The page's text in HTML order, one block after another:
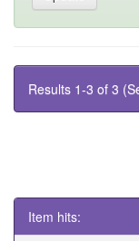
Results 1-3 of 3
Item hits: